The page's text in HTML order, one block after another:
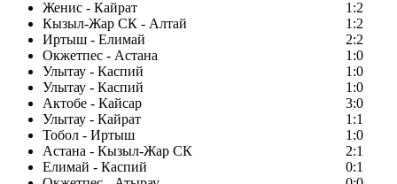
Женис - Кайрат
1:2
Кызыл-Жар СК - Алтай
1:2
Иртыш - Елимай
2:2
Окжетпес - Астана
1:0
Улытау - Каспий
1:0
Улытау - Каспий
1:0
Актобе - Кайсар
3:0
Улытау - Кайрат
1:1
Тобол - Иртыш
1:0
Астана - Кызыл-Жар СК
2:1
Елимай - Каспий
0:1